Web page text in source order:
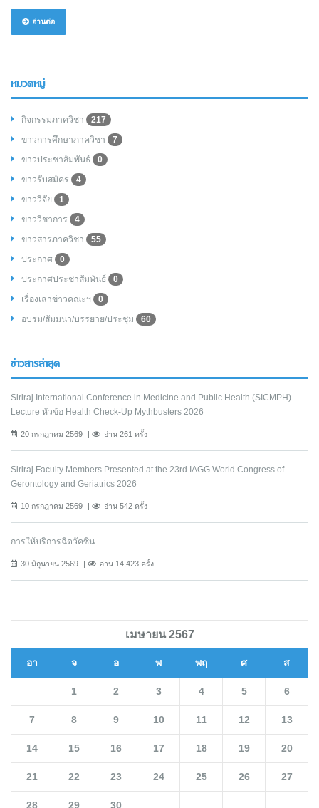
อ่านต่อ
หมวดหมู่
กิจกรรมภาควิชา
217
ข่าวการศึกษาภาควิชา
7
ข่าวประชาสัมพันธ์
0
ข่าวรับสมัคร
4
ข่าววิจัย
1
ข่าววิชาการ
4
ข่าวสารภาควิชา
55
ประกาศ
0
ประกาศประชาสัมพันธ์
0
เรื่องเล่าข่าวคณะฯ
0
อบรม/สัมมนา/บรรยาย/ประชุม
60
ข่าวสารล่าสุด
Siriraj International Conference in Medicine and Public Health (SICMPH)
Lecture หัวข้อ Health Check-Up Mythbusters 2026
20 กรกฎาคม 2569 อ่าน 261 ครั้ง
Siriraj Faculty Members Presented at the 23rd IAGG World Congress of
Gerontology and Geriatrics 2026
10 กรกฎาคม 2569 อ่าน 542 ครั้ง
การให้บริการฉีดวัคซีน
30 มิถุนายน 2569 อ่าน 14,423 ครั้ง
เมษายน 2567
อา จ อ พ พฤ ศ ส
1 2 3 4 5 6
7 8 9 10 11 12 13
14 15 16 17 18 19 20
21 22 23 24 25 26 27
28 29 30